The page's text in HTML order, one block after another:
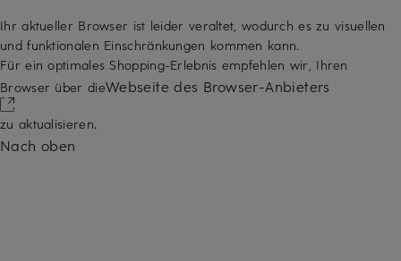
Ihr aktueller Browser ist leider veraltet, wodurch es zu visuellen
und funktionalen Einschränkungen kommen kann.
Für ein optimales Shopping-Erlebnis empfehlen wir, Ihren
Browser über dieWebseite des Browser-Anbieters
zu aktualisieren.
Nach oben